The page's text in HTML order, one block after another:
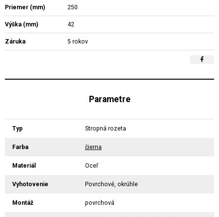
Priemer (mm) 250
Výška (mm) 42
Záruka 5 rokov
Parametre
Typ Stropná rozeta
Farba čierna
Materiál Oceľ
Vyhotovenie Povrchové, okrúhle
Montáž povrchová